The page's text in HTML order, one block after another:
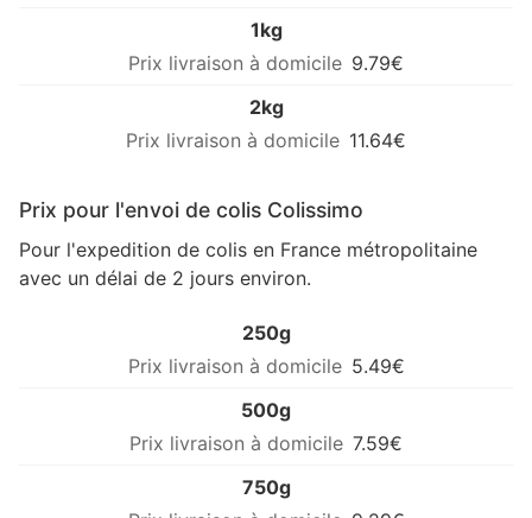
1kg
9.79€
2kg
11.64€
Prix pour l'envoi de colis Colissimo
Pour l'expedition de colis en France métropolitaine
avec un délai de 2 jours environ.
250g
5.49€
500g
7.59€
750g